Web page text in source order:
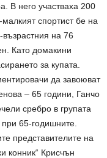
В него участваха 200
спортист бе на
възрастния на 76
Като домакини
за купата.
да завоюват
– 65 години, Ганчо
сребро в групата
65-годишните.
представителите на
конник“ Крисчън